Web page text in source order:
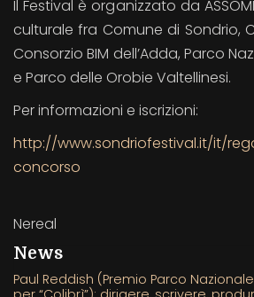
Il Festival è organizzato da
culturale fra Comune di Sondrio,
Consorzio BIM dell’Adda, Parco
e Parco delle Orobie Valtellinesi.
Per informazioni e iscrizioni:
http://www.sondriofestival.it/it/
concorso
Nereal
News
Paul Reddish (Premio Parco